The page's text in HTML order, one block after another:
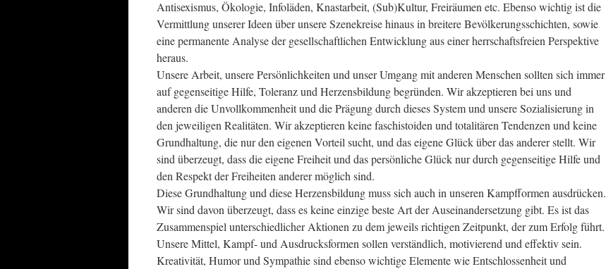
Antisexismus, Ökologie, Infoläden, Knastarbeit, (Sub)Kultur, Freiräumen etc. Ebenso wichtig ist die
Vermittlung unserer Ideen über unsere Szenekreise hinaus in breitere Bevölkerungsschichten, sowie
eine permanente Analyse der gesellschaftlichen Entwicklung aus einer herrschaftsfreien Perspektive
heraus.
Unsere Arbeit, unsere Persönlichkeiten und unser Umgang mit anderen Menschen sollten sich immer
auf gegenseitige Hilfe, Toleranz und Herzensbildung begründen. Wir akzeptieren bei uns und
anderen die Unvollkommenheit und die Prägung durch dieses System und unsere Sozialisierung in
den jeweiligen Realitäten. Wir akzeptieren keine faschistoiden und totalitären Tendenzen und keine
Grundhaltung, die nur den eigenen Vorteil sucht, und das eigene Glück über das anderer stellt. Wir
sind überzeugt, dass die eigene Freiheit und das persönliche Glück nur durch gegenseitige Hilfe und
den Respekt der Freiheiten anderer möglich sind.
Diese Grundhaltung und diese Herzensbildung muss sich auch in unseren Kampfformen ausdrücken.
Wir sind davon überzeugt, dass es keine einzige beste Art der Auseinandersetzung gibt. Es ist das
Zusammenspiel unterschiedlicher Aktionen zu dem jeweils richtigen Zeitpunkt, der zum Erfolg führt.
Unsere Mittel, Kampf- und Ausdrucksformen sollen verständlich, motivierend und effektiv sein.
Kreativität, Humor und Sympathie sind ebenso wichtige Elemente wie Entschlossenheit und